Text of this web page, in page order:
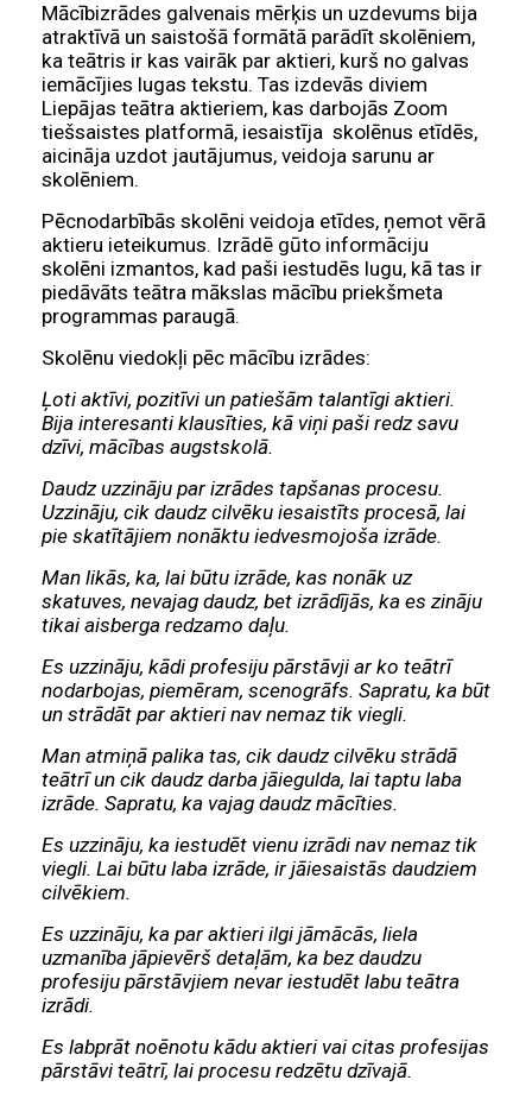
Mācībizrādes galvenais mērķis un uzdevums bija
atraktīvā un saistošā formātā parādīt skolēniem,
ka teātris ir kas vairāk par aktieri, kurš no galvas
iemācījies lugas tekstu. Tas izdevās diviem
Liepājas teātra aktieriem, kas darbojās Zoom
tiešsaistes platformā, iesaistīja skolēnus etīdēs,
aicināja uzdot jautājumus, veidoja sarunu ar
skolēniem.
Pēcnodarbībās skolēni veidoja etīdes, ņemot vērā
aktieru ieteikumus. Izrādē gūto informāciju
skolēni izmantos, kad paši iestudēs lugu, kā tas ir
piedāvāts teātra mākslas mācību priekšmeta
programmas paraugā.
Skolēnu viedokļi pēc mācību izrādes:
Ļoti aktīvi, pozitīvi un patiešām talantīgi aktieri.
Bija interesanti klausīties, kā viņi paši redz savu
dzīvi, mācības augstskolā.
Daudz uzzināju par izrādes tapšanas procesu.
Uzzināju, cik daudz cilvēku iesaistīts procesā, lai
pie skatītājiem nonāktu iedvesmojoša izrāde.
Man likās, ka, lai būtu izrāde, kas nonāk uz
skatuves, nevajag daudz, bet izrādījās, ka es zināju
tikai aisberga redzamo daļu.
Es uzzināju, kādi profesiju pārstāvji ar ko teātrī
nodarbojas, piemēram, scenogrāfs. Sapratu, ka būt
un strādāt par aktieri nav nemaz tik viegli.
Man atmiņā palika tas, cik daudz cilvēku strādā
teātrī un cik daudz darba jāiegulda, lai taptu laba
izrāde. Sapratu, ka vajag daudz mācīties.
Es uzzināju, ka iestudēt vienu izrādi nav nemaz tik
viegli. Lai būtu laba izrāde, ir jāiesaistās daudziem
cilvēkiem.
Es uzzināju, ka par aktieri ilgi jāmācās, liela
uzmanība jāpievērš detaļām, ka bez daudzu
profesiju pārstāvjiem nevar iestudēt labu teātra
izrādi.
Es labprāt noēnotu kādu aktieri vai citas profesijas
pārstāvi teātrī, lai procesu redzētu dzīvajā.